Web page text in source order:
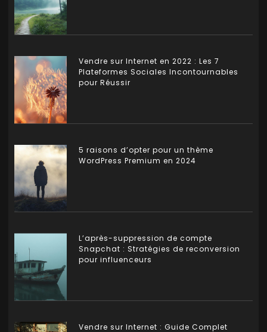
Vendre sur Internet en 2022 : Les 7
Plateformes Sociales Incontournables
pour Réussir
5 raisons d’opter pour un thème
WordPress Premium en 2024
L’après-suppression de compte
Snapchat : Stratégies de reconversion
pour influenceurs
Vendre sur Internet : Guide Complet